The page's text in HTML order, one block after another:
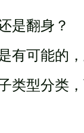
是翻身？
有可能的
类型分类